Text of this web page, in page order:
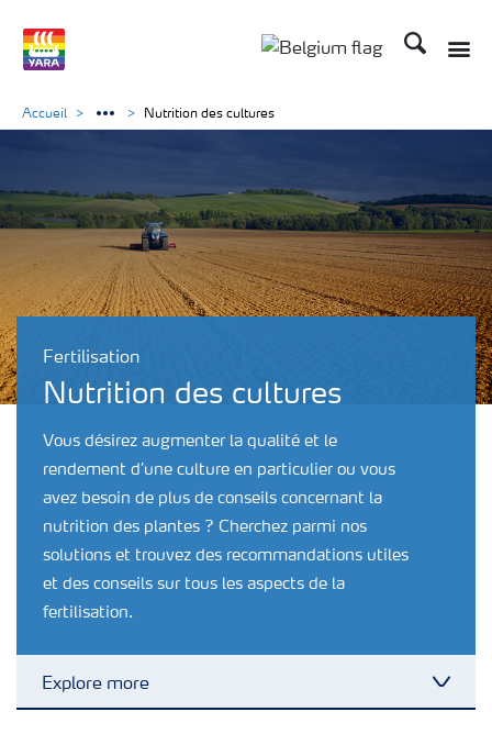
Recherche
Fertilisation
Nutrition des cultures
Vous désirez augmenter la qualité et le
rendement d’une culture en particulier ou vous
avez besoin de plus de conseils concernant la
nutrition des plantes ? Cherchez parmi nos
solutions et trouvez des recommandations utiles
et des conseils sur tous les aspects de la
fertilisation.
Explore more
Accueil Nutrition des cultures